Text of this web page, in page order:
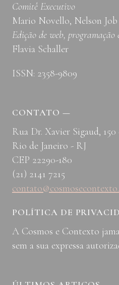
Comitê Executivo
Mario Novello, Nelson
Edição de web, programação
Flavia Schaller
ISSN: 2358-9809
CONTATO —
Rua Dr. Xavier Sigaud,
Rio de Janeiro - RJ
CEP 22290-180
(21) 2141 7215
POLÍTICA DE
A Cosmos e Contexto
sem a sua expressa